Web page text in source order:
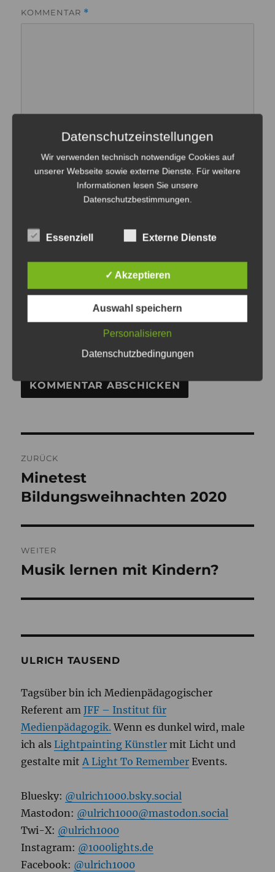
KOMMENTAR *
ZURÜCK
Vorheriger
Beitrag:
Minetest
Bildungsweihnachten 2020
WEITER
Nächster
Musik lernen mit Kindern?
ULRICH TAUSEND
Tagsüber bin ich Medienpädagogischer
Referent amJFF – Institut für
Medienpädagogik. Wenn es dunkel wird, male
ich alsLightpainting Künstler mit Licht und
gestalte mitA Light To Remember Events.
Bluesky: @ulrich1000.bsky.social
Mastodon: @ulrich1000@mastodon.social
Twi-X: @ulrich1000
Instagram: @1000lights.de
Facebook: @ulrich1000
Datenschutzeinstellungen
Wir verwenden technisch notwendige Cookies auf
unserer Webseite sowie externe Dienste. Für weitere
Informationen lesen Sie unsere
Datenschutzbestimmungen
Essenziell Externe Dienste
✓ Akzeptieren
Auswahl speichern
Personalisieren
Datenschutzbedingungen